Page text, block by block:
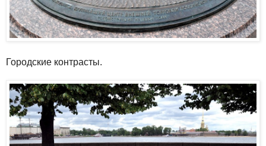
Городские контрасты.